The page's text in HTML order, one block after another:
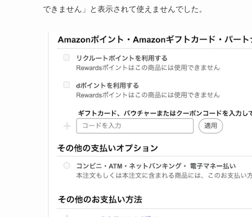
できません」と表示されて使えませんでした。